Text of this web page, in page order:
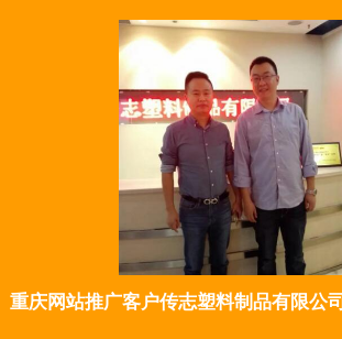
重庆网站推广客户传志塑料制品有限公司